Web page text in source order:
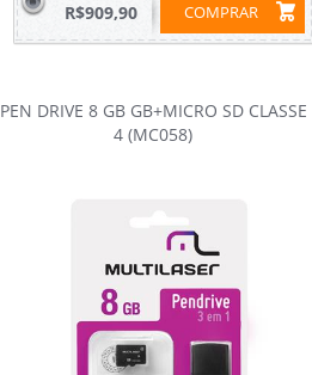
COMPRAR
R$909,90
PEN DRIVE 8 GB GB+MICRO SD CLASSE
4 (MC058)